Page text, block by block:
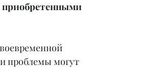
приобретенными
проблемы могут